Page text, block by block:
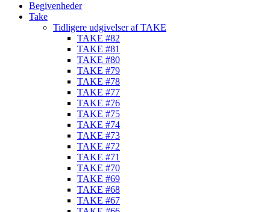
Begivenheder
Take
Tidligere udgivelser af TAKE
TAKE #82
TAKE #81
TAKE #80
TAKE #79
TAKE #78
TAKE #77
TAKE #76
TAKE #75
TAKE #74
TAKE #73
TAKE #72
TAKE #71
TAKE #70
TAKE #69
TAKE #68
TAKE #67